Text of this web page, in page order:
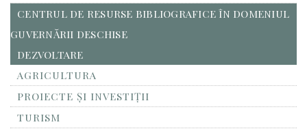
CENTRUL DE RESURSE BIBLIOGRAFICE ÎN DOMENIUL
GUVERNĂRII DESCHISE
DEZVOLTARE
AGRICULTURA
PROIECTE ȘI INVESTIȚII
TURISM